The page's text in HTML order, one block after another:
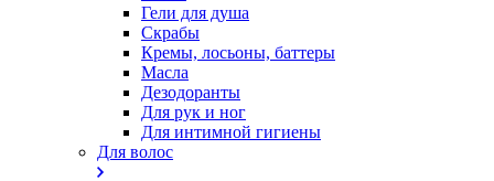
Гели для душа
Скрабы
Кремы, лосьоны, баттеры
Масла
Дезодоранты
Для рук и ног
Для интимной гигиены
Для волос